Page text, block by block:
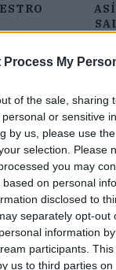
Process My
of the sale, sharing
or sensitive
by us, please use
selection. Please
you may
on personal
disclosed to
separately opt-out
information
participants.
us to third parties on